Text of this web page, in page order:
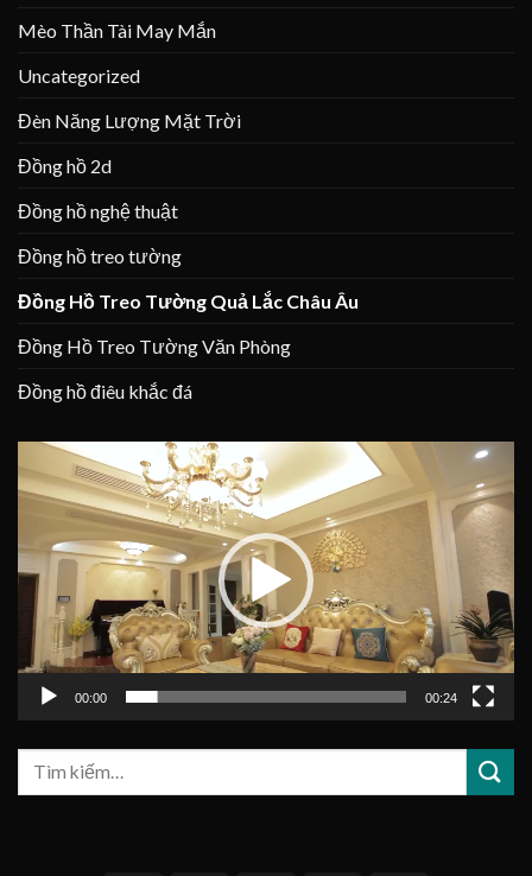
Mèo Thần Tài May Mắn
Uncategorized
Đèn Năng Lượng Mặt Trời
Đồng hồ 2d
Đồng hồ nghệ thuật
Đồng hồ treo tường
Đồng Hồ Treo Tường Quả Lắc Châu Âu
Đồng Hồ Treo Tường Văn Phòng
Đồng hồ điêu khắc đá
Trình
chơi
00:00 00:24
Tìm